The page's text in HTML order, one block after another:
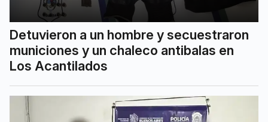
Detuvieron a un hombre y secuestraron
municiones y un chaleco antibalas en
Los Acantilados